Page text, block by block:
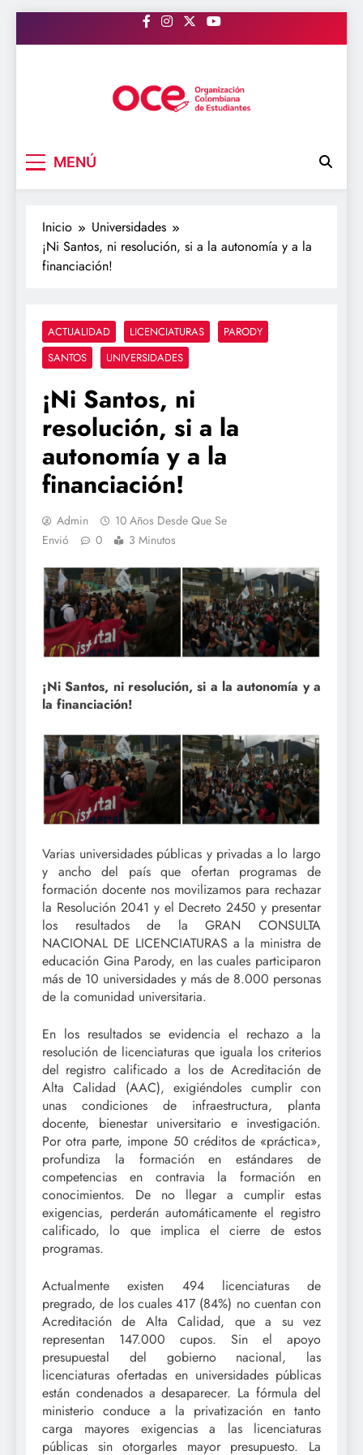
al
MENÚ
Inicio
Universidades
¡Ni Santos, ni resolución, si a la autonomía y a la
financiación!
ACTUALIDAD LICENCIATURAS
PARODY
SANTOS
UNIVERSIDADES
¡Ni Santos, ni
resolución, si a la
autonomía y a la
financiación!
Admin
10 Años Desde Que Se
Envió
0 3 Minutos
¡Ni Santos, ni resolución, si a la autonomía y a
la financiación!
Varias universidades públicas y privadas a lo largo
y ancho del país que ofertan programas de
formación docente nos movilizamos para rechazar
la Resolución 2041 y el Decreto 2450 y presentar
los resultados de la GRAN CONSULTA
NACIONAL DE LICENCIATURAS a la ministra de
educación Gina Parody, en las cuales participaron
más de 10 universidades y más de 8.000 personas
de la comunidad universitaria.
En los resultados se evidencia el rechazo a la
resolución de licenciaturas que iguala los criterios
del registro calificado a los de Acreditación de
Alta Calidad (AAC), exigiéndoles cumplir con
unas condiciones de infraestructura, planta
docente, bienestar universitario e investigación.
Por otra parte, impone 50 créditos de «práctica»,
profundiza la formación en estándares de
competencias en contravia la formación en
conocimientos. De no llegar a cumplir estas
exigencias, perderán automáticamente el registro
calificado, lo que implica el cierre de estos
programas.
Actualmente existen 494 licenciaturas de
pregrado, de los cuales 417 (84%) no cuentan con
Acreditación de Alta Calidad, que a su vez
representan 147.000 cupos. Sin el apoyo
presupuestal del gobierno nacional, las
licenciaturas ofertadas en universidades públicas
están condenados a desaparecer. La fórmula del
ministerio conduce a la privatización en tanto
carga mayores exigencias a las licenciaturas
públicas sin otorgarles mayor presupuesto. La